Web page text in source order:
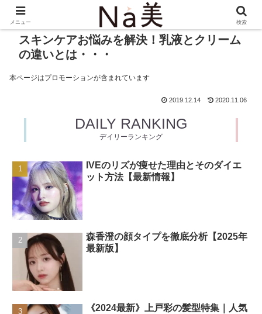
スキンケアお悩みを解決！乳液とクリーム
の違いとは・・・
本ページはプロモーションが含まれています
2019.12.14 2020.11.06
DAILY RANKING
デイリーランキング
IVEのリズが痩せた理由とそのダイエ
ット方法【最新情報】
森香澄の顔タイプを徹底分析【2025年
最新版】
《2024最新》上戸彩の髪型特集｜人気
メニュー 検索